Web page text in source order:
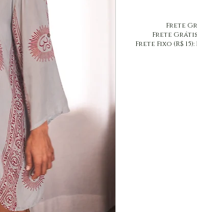
​Frete
​Frete
Frete Fixo (R$